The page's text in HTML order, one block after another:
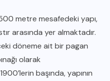
metre mesafedeki yapı,
arasında yer almaktadır.
döneme ait bir pagan
olarak
başında, yapının